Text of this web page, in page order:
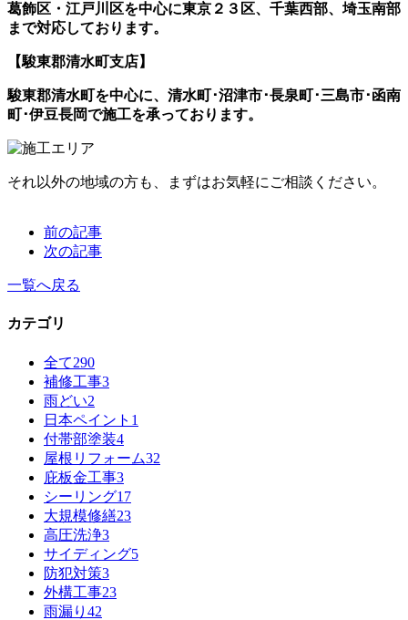
葛飾区・江戸川区を中心に東京２３区、千葉西部、埼玉南部
まで対応しております。
【駿東郡清水町支店】
駿東郡清水町を中心に、清水町･沼津市･長泉町･三島市･函南
町･伊豆長岡で施工を承っております。
それ以外の地域の方も、まずはお気軽にご相談ください。
前の記事
次の記事
一覧へ戻る
カテゴリ
全て290
補修工事3
雨どい2
日本ペイント 1
付帯部塗装4
屋根リフォーム32
庇板金工事3
シーリング17
大規模修繕23
高圧洗浄3
サイディング5
防犯対策3
外構工事23
雨漏り 42